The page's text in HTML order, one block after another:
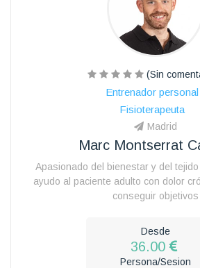
(Sin
Entrenador personal
Fisioterapeuta
Madrid
Marc Montserrat
Apasionado del bienestar y del
ayudo al paciente adulto con dolor
conseguir objetivos
Desde
36.00
Persona/Sesion